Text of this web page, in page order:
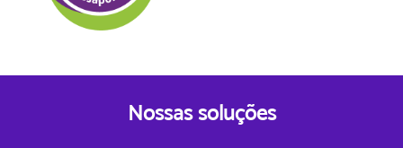
Nossas soluções